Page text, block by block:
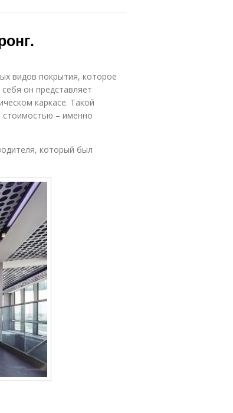
видов покрытия, которое
он представляет
каркасе. Такой
стоимостью – именно
который был